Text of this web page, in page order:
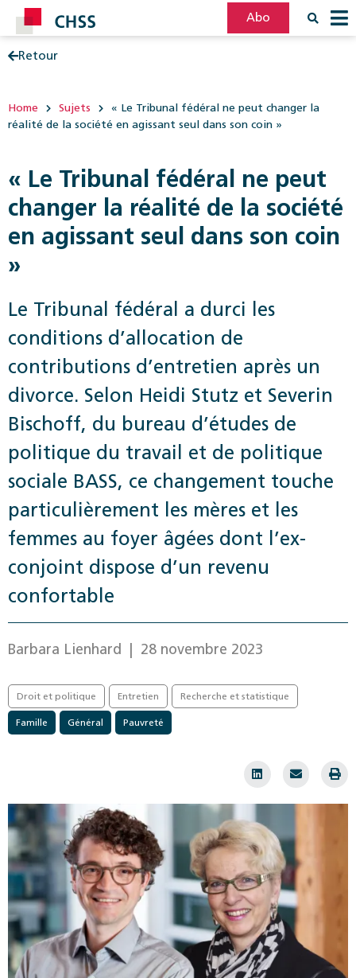
Abo
Retour
Home Sujets
« Le Tribunal fédéral ne peut changer la
réalité de la société en agissant seul dans son coin »
« Le Tribunal fédéral ne peut
changer la réalité de la société
en agissant seul dans son coin
»
Le Tribunal fédéral a durci les
conditions d’allocation de
contributions d’entretien après un
divorce. Selon Heidi Stutz et Severin
Bischoff, du bureau d’études de
politique du travail et de politique
sociale BASS, ce changement touche
particulièrement les mères et les
femmes au foyer âgées dont l’ex-
conjoint dispose d’un revenu
confortable
Barbara Lienhard | 28 novembre 2023
Droit et politique Entretien Recherche et statistique
Famille Général Pauvreté